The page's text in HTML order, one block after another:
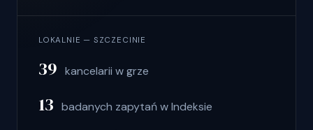
LOKALNIE — SZCZECINIE
39 kancelarii w grze
13 badanych zapytań w Indeksie